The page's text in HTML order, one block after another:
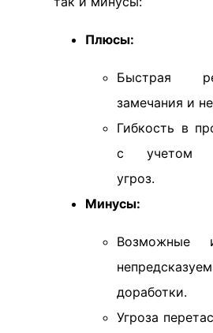
Плюсы:
Быстрая
замечания и
Гибкость в
с учетом
угроз.
Минусы:
Возможные
доработки.
Угроза